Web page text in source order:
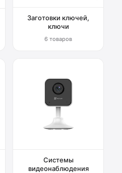
Заготовки ключей,
ключи
6 товаров
Системы
видеонаблюдения